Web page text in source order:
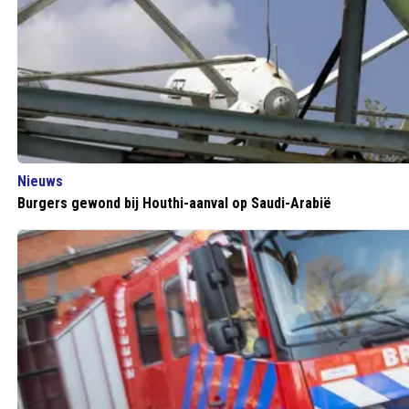
Nieuws
Burgers gewond bij Houthi-aanval op Saudi-Arabië